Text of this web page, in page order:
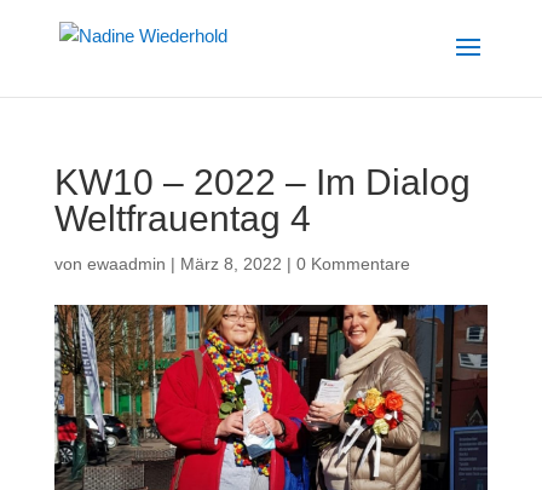
KW10 – 2022 – Im Dialog
Weltfrauentag 4
von ewaadmin | März 8, 2022 | 0 Kommentare